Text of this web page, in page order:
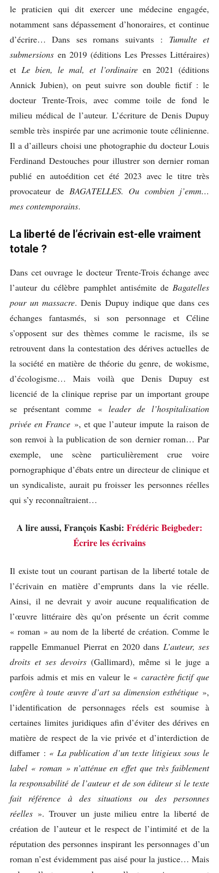
le praticien qui dit exercer une médecine engagée,
notamment sans dépassement d’honoraires, et continue
d’écrire… Dans ses romans suivants : Tumulte et
submersions en 2019 (éditions Les Presses Littéraires)
et Le bien, le mal, et l’ordinaire en 2021 (éditions
Annick Jubien), on peut suivre son double fictif : le
docteur Trente-Trois, avec comme toile de fond le
milieu médical de l’auteur. L’écriture de Denis Dupuy
semble très inspirée par une acrimonie toute célinienne.
Il a d’ailleurs choisi une photographie du docteur Louis
Ferdinand Destouches pour illustrer son dernier roman
publié en autoédition cet été 2023 avec le titre très
provocateur de BAGATELLES. Ou combien j’emm…
mes contemporains.
La liberté de l’écrivain est-elle vraiment
totale ?
Dans cet ouvrage le docteur Trente-Trois échange avec
l’auteur du célèbre pamphlet antisémite de Bagatelles
pour un massacre. Denis Dupuy indique que dans ces
échanges fantasmés, si son personnage et Céline
s’opposent sur des thèmes comme le racisme, ils se
retrouvent dans la contestation des dérives actuelles de
la société en matière de théorie du genre, de wokisme,
d’écologisme… Mais voilà que Denis Dupuy est
licencié de la clinique reprise par un important groupe
se présentant comme « leader de l’hospitalisation
privée en France », et que l’auteur impute la raison de
son renvoi à la publication de son dernier roman… Par
exemple, une scène particulièrement crue voire
pornographique d’ébats entre un directeur de clinique et
un syndicaliste, aurait pu froisser les personnes réelles
qui s’y reconnaîtraient…
A lire aussi, François Kasbi: Frédéric Beigbeder:
Écrire les écrivains
Il existe tout un courant partisan de la liberté totale de
l’écrivain en matière d’emprunts dans la vie réelle.
Ainsi, il ne devrait y avoir aucune requalification de
l’œuvre littéraire dès qu’on présente un écrit comme
« roman » au nom de la liberté de création. Comme le
rappelle Emmanuel Pierrat en 2020 dans L’auteur, ses
droits et ses devoirs(Gallimard), même si le juge a
parfois admis et mis en valeur le « caractère fictif que
confère à toute œuvre d’art sa dimension esthétique »,
l’identification de personnages réels est soumise à
certaines limites juridiques afin d’éviter des dérives en
matière de respect de la vie privée et d’interdiction de
diffamer : « La publication d’un texte litigieux sous le
label « roman » n’atténue en effet que très faiblement
la responsabilité de l’auteur et de son éditeur si le texte
fait référence à des situations ou des personnes
réelles ». Trouver un juste milieu entre la liberté de
création de l’auteur et le respect de l’intimité et de la
réputation des personnes inspirant les personnages d’un
roman n’est évidemment pas aisé pour la justice… Mais